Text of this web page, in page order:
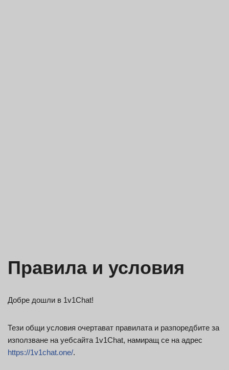
Правила и условия
Добре дошли в 1v1Chat!
Тези общи условия очертават правилата и разпоредбите за
използване на уебсайта 1v1Chat, намиращ се на адрес
https://1v1chat.one/.